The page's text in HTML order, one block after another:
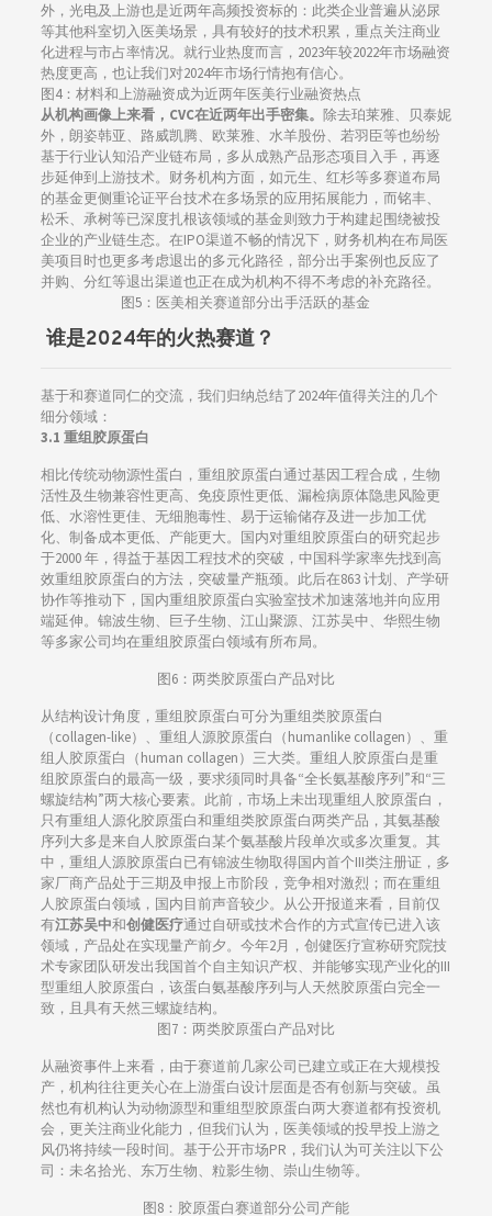
外，光电及上游也是近两年高频投资标的：此类企业普遍从泌尿
等其他科室切入医美场景，具有较好的技术积累，重点关注商业
化进程与市占率情况。就行业热度而言，2023年较2022年市场融资
热度更高，也让我们对2024年市场行情抱有信心。
图4：材料和上游融资成为近两年医美行业融资热点
从机构画像上来看，CVC在近两年出手密集。 除去珀莱雅、贝泰妮
外，朗姿韩亚、路威凯腾、欧莱雅、水羊股份、若羽臣等也纷纷
基于行业认知沿产业链布局，多从成熟产品形态项目入手，再逐
步延伸到上游技术。财务机构方面，如元生、红杉等多赛道布局
的基金更侧重论证平台技术在多场景的应用拓展能力，而铭丰、
松禾、承树等已深度扎根该领域的基金则致力于构建起围绕被投
企业的产业链生态。在IPO渠道不畅的情况下，财务机构在布局医
美项目时也更多考虑退出的多元化路径，部分出手案例也反应了
并购、分红等退出渠道也正在成为机构不得不考虑的补充路径。
图5：医美相关赛道部分出手活跃的基金
谁是2024年的火热赛道？
基于和赛道同仁的交流，我们归纳总结了2024年值得关注的几个
细分领域：
3.1 重组胶原蛋白
相比传统动物源性蛋白，重组胶原蛋白通过基因工程合成，生物
活性及生物兼容性更高、免疫原性更低、漏检病原体隐患风险更
低、水溶性更佳、无细胞毒性、易于运输储存及进一步加工优
化、制备成本更低、产能更大。国内对重组胶原蛋白的研究起步
于2000 年，得益于基因工程技术的突破，中国科学家率先找到高
效重组胶原蛋白的方法，突破量产瓶颈。此后在863 计划、产学研
协作等推动下，国内重组胶原蛋白实验室技术加速落地并向应用
端延伸。锦波生物、巨子生物、江山聚源、江苏吴中、华熙生物
等多家公司均在重组胶原蛋白领域有所布局。
图6：两类胶原蛋白产品对比
从结构设计角度，重组胶原蛋白可分为重组类胶原蛋白
（collagen-like）、重组人源胶原蛋白（humanlike collagen）、重
组人胶原蛋白（human collagen）三大类。重组人胶原蛋白是重
组胶原蛋白的最高一级，要求须同时具备“全长氨基酸序列”和“三
螺旋结构”两大核心要素。此前，市场上未出现重组人胶原蛋白，
只有重组人源化胶原蛋白和重组类胶原蛋白两类产品，其氨基酸
序列大多是来自人胶原蛋白某个氨基酸片段单次或多次重复。其
中，重组人源胶原蛋白已有锦波生物取得国内首个III类注册证，多
家厂商产品处于三期及申报上市阶段，竞争相对激烈；而在重组
人胶原蛋白领域，国内目前声音较少。从公开报道来看，目前仅
有江苏吴中和创健医疗通过自研或技术合作的方式宣传已进入该
领域，产品处在实现量产前夕。今年2月，创健医疗宣称研究院技
术专家团队研发出我国首个自主知识产权、并能够实现产业化的III
型重组人胶原蛋白，该蛋白氨基酸序列与人天然胶原蛋白完全一
致，且具有天然三螺旋结构。
图7：两类胶原蛋白产品对比
从融资事件上来看，由于赛道前几家公司已建立或正在大规模投
产，机构往往更关心在上游蛋白设计层面是否有创新与突破。虽
然也有机构认为动物源型和重组型胶原蛋白两大赛道都有投资机
会，更关注商业化能力，但我们认为，医美领域的投早投上游之
风仍将持续一段时间。基于公开市场PR，我们认为可关注以下公
司：未名拾光、东万生物、粒影生物、崇山生物等。
图8：胶原蛋白赛道部分公司产能